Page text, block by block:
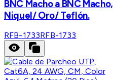
BNC Macho a BNC Macho,
Niquel/ Oro/ Teflón.
RFB-1733RFB-1733